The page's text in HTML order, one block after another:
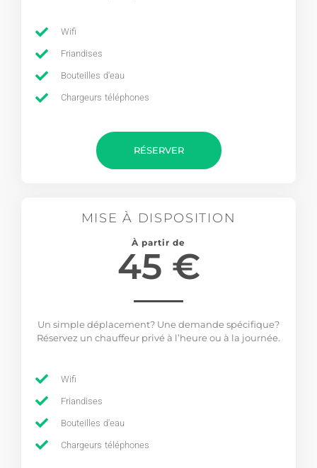
Wifi
Friandises
Bouteilles d'eau
Chargeurs téléphones
RÉSERVER
MISE À DISPOSITION
À partir de
45 €
Un simple déplacement? Une demande spécifique?
Réservez un chauffeur privé à l’heure ou à la journée.
Wifi
Friandises
Bouteilles d'eau
Chargeurs téléphones